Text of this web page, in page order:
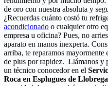
de oro con nuestra absoluta y
¿Recuerdas cuánto costó tu
acondicionado o cualquier otro
empresa u oficina? Pues, no
aparato en manos inexperta.
arriba, te reparamos
de plus por rapidez. Llámanos y
un técnico conocedor en el
Roca en Esplugues de